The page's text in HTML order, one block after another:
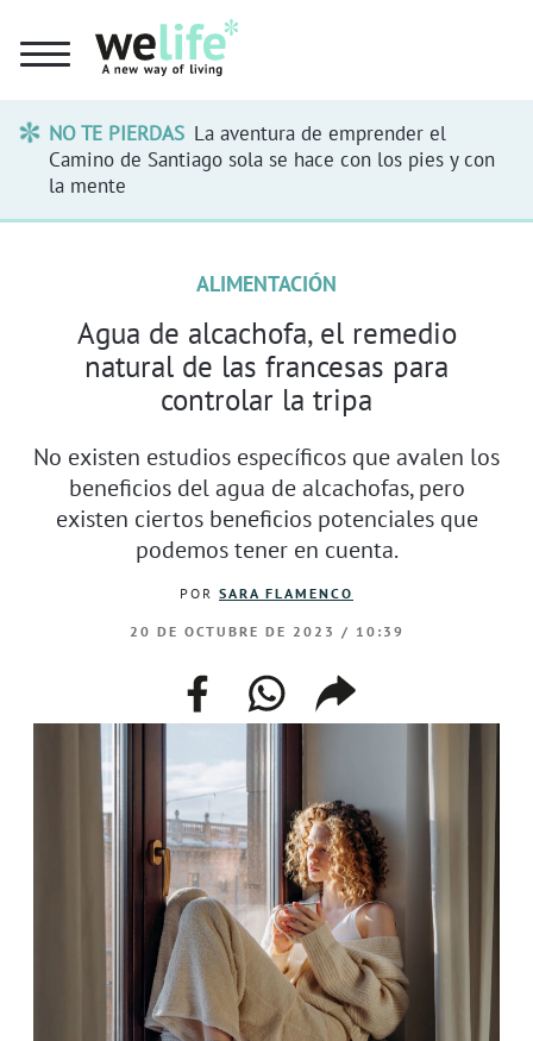
NO TE PIERDAS La aventura de emprender el
Camino de Santiago sola se hace con los pies y con
la mente
ALIMENTACIÓN
Agua de alcachofa, el remedio
natural de las francesas para
controlar la tripa
No existen estudios específicos que avalen los
beneficios del agua de alcachofas, pero
existen ciertos beneficios potenciales que
podemos tener en cuenta.
POR SARA FLAMENCO
20 DE OCTUBRE DE 2023 / 10:39
facebookwhatsappcompartir
enlace